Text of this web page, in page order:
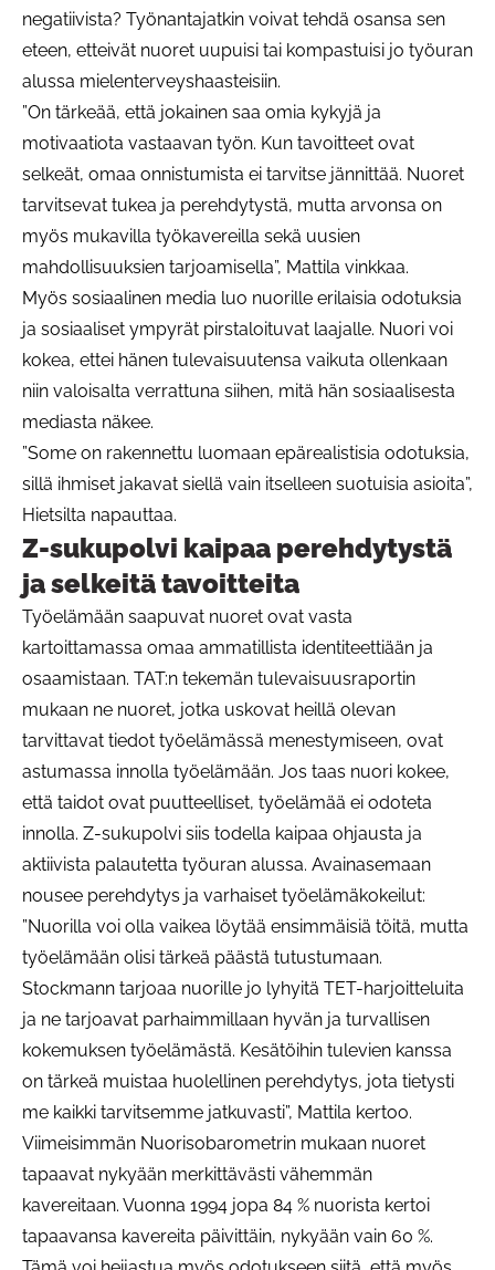
negatiivista? Työnantajatkin voivat tehdä osansa sen
eteen, etteivät nuoret uupuisi tai kompastuisi jo työuran
alussa mielenterveyshaasteisiin.
”On tärkeää, että jokainen saa omia kykyjä ja
motivaatiota vastaavan työn. Kun tavoitteet ovat
selkeät, omaa onnistumista ei tarvitse jännittää. Nuoret
tarvitsevat tukea ja perehdytystä, mutta arvonsa on
myös mukavilla työkavereilla sekä uusien
mahdollisuuksien tarjoamisella”, Mattila vinkkaa.
Myös sosiaalinen media luo nuorille erilaisia odotuksia
ja sosiaaliset ympyrät pirstaloituvat laajalle. Nuori voi
kokea, ettei hänen tulevaisuutensa vaikuta ollenkaan
niin valoisalta verrattuna siihen, mitä hän sosiaalisesta
mediasta näkee.
”Some on rakennettu luomaan epärealistisia odotuksia,
sillä ihmiset jakavat siellä vain itselleen suotuisia asioita”,
Hietsilta napauttaa.
Z-sukupolvi kaipaa perehdytystä
ja selkeitä tavoitteita
Työelämään saapuvat nuoret ovat vasta
kartoittamassa omaa ammatillista identiteettiään ja
osaamistaan. TAT:n tekemän tulevaisuusraportin
mukaan ne nuoret, jotka uskovat heillä olevan
tarvittavat tiedot työelämässä menestymiseen, ovat
astumassa innolla työelämään. Jos taas nuori kokee,
että taidot ovat puutteelliset, työelämää ei odoteta
innolla. Z-sukupolvi siis todella kaipaa ohjausta ja
aktiivista palautetta työuran alussa. Avainasemaan
nousee perehdytys ja varhaiset työelämäkokeilut:
”Nuorilla voi olla vaikea löytää ensimmäisiä töitä, mutta
työelämään olisi tärkeä päästä tutustumaan.
Stockmann tarjoaa nuorille jo lyhyitä TET-harjoitteluita
ja ne tarjoavat parhaimmillaan hyvän ja turvallisen
kokemuksen työelämästä. Kesätöihin tulevien kanssa
on tärkeä muistaa huolellinen perehdytys, jota tietysti
me kaikki tarvitsemme jatkuvasti”, Mattila kertoo.
Viimeisimmän Nuorisobarometrin mukaan nuoret
tapaavat nykyään merkittävästi vähemmän
kavereitaan. Vuonna 1994 jopa 84 % nuorista kertoi
tapaavansa kavereita päivittäin, nykyään vain 60 %.